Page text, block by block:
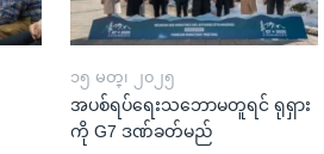
၁၅ မတ္၊ ၂၀၂၅
အပစ်ရပ်ရေးသဘောမတူရင် ရုရှား
ကို G7 ဒဏ်ခတ်မည်